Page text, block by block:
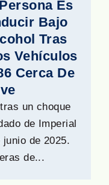
Es
Bajo
Tras
Vehículos
Cerca De
un choque
de Imperial
de 2025.
de...